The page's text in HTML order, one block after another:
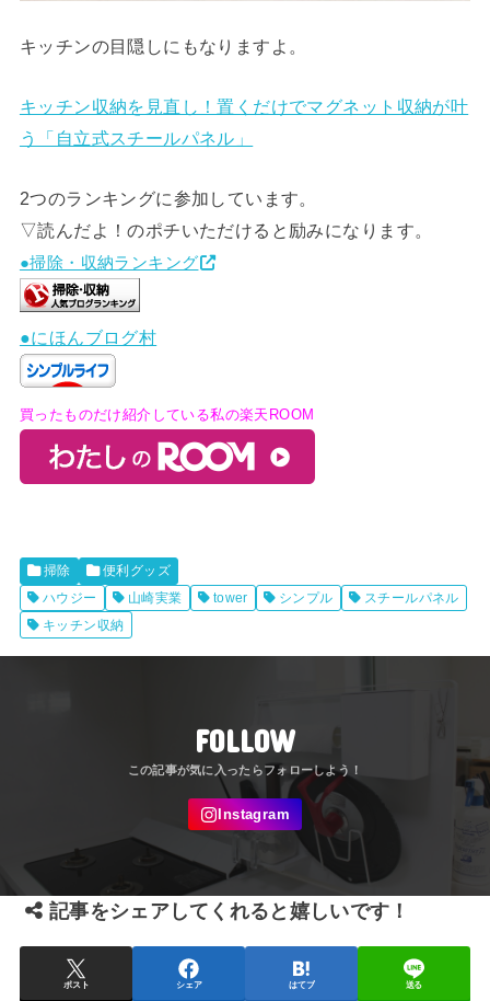
キッチンの目隠しにもなりますよ。
キッチン収納を見直し！置くだけでマグネット収納が叶
う「自立式スチールパネル」
2つのランキングに参加しています。
▽読んだよ！のポチいただけると励みになります。
●掃除・収納ランキング
●にほんブログ村
買ったものだけ紹介している私の楽天ROOM
掃除
便利グッズ
ハウジー
山崎実業 tower シンプル
スチールパネル
キッチン収納
FOLLOW
記事をシェアしてくれると嬉しいです！
ポスト シェア はてブ 送る